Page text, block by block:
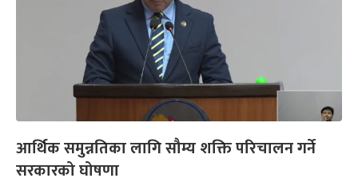
आर्थिक समुन्नतिका लागि सौम्य शक्ति परिचालन गर्ने
सरकारको घोषणा